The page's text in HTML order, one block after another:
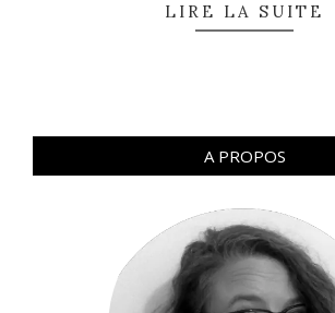
LIRE LA SUITE
A PROPOS